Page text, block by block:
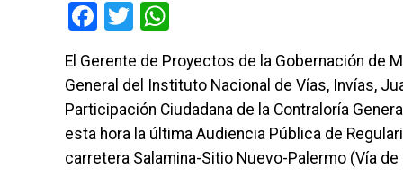
Facebook
Twitter
El Gerente de Proyectos de la Gobernación de
General del Instituto Nacional de Vías, Invías,
Participación Ciudadana de la Contraloría
esta hora la última Audiencia Pública de
carretera Salamina-Sitio Nuevo-Palermo (Vía